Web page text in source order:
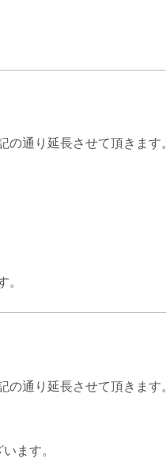
の通り延長させて頂きます
の通り延長させて頂きます
ます。